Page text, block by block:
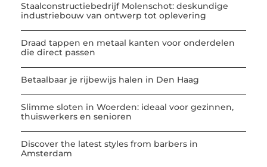
Staalconstructiebedrijf Molenschot: deskundige
industriebouw van ontwerp tot oplevering
Draad tappen en metaal kanten voor onderdelen
die direct passen
Betaalbaar je rijbewijs halen in Den Haag
Slimme sloten in Woerden: ideaal voor gezinnen,
thuiswerkers en senioren
Discover the latest styles from barbers in
Amsterdam